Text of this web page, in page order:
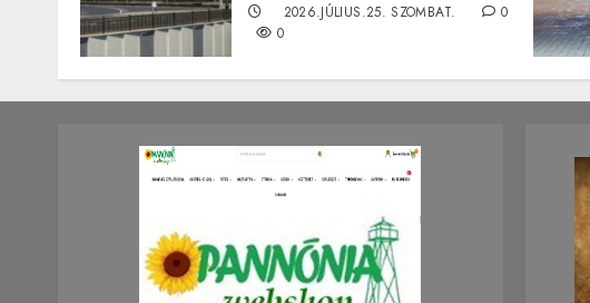
2026.JÚLIUS.25. SZOMBAT.
0
0